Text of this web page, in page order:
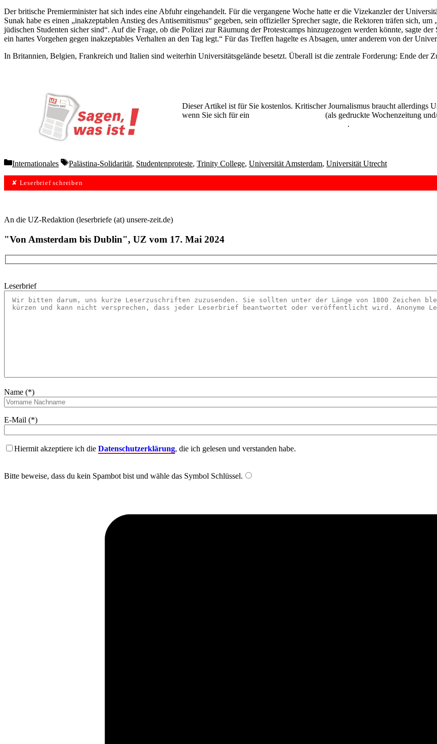
Der britische Premierminister hat sich indes eine Abfuhr eingehandelt. Für die vergangene Woche hatte er die Vizekanzler der
Sunak habe es einen „inakzeptablen Anstieg des Antisemitismus“ gegeben, sein offizieller Sprecher sagte, die Rektoren träfen sich,
jüdischen Studenten sicher sind“. Auf die Frage, ob die Polizei zur Räumung der Protestcamps hinzugezogen werden könnte, sagte
ein hartes Vorgehen gegen inakzeptables Verhalten an den Tag legt.“ Für das Treffen hagelte es Absagen, unter anderem von der
In Britannien, Belgien, Frankreich und Italien sind weiterhin Universitätsgelände besetzt. Überall ist die zentrale Forderung: Ende der
Dieser Artikel ist für Sie kostenlos. Kritischer Journalismus braucht allerdings
wenn Sie sich für ein
(als gedruckte Wochenzeitung
.
Categories
Internationales Tags
Palästina-Solidarität, Studentenproteste, Trinity College, Universität Amsterdam, Universität Utrecht
✘ Leserbrief schreiben
An die UZ-Redaktion (leserbriefe (at) unsere-zeit.de)
"Von Amsterdam bis Dublin", UZ vom 17. Mai 2024
Leserbrief
Name (*)
E-Mail (*)
Hiermit akzeptiere ich die Datenschutzerklärung, die ich gelesen und verstanden habe.
Bitte beweise, dass du kein Spambot bist und wähle das Symbol Schlüssel.